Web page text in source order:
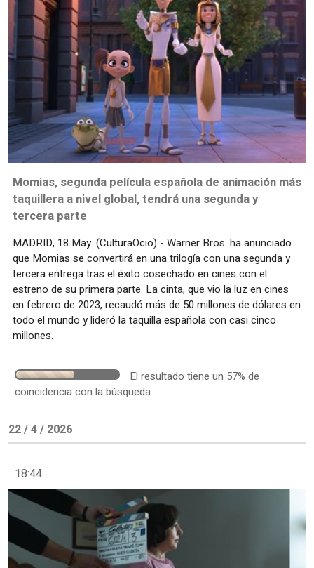
Momias, segunda película española de animación más
taquillera a nivel global, tendrá una segunda y
tercera parte
MADRID, 18 May. (CulturaOcio) - Warner Bros. ha anunciado
que Momias se convertirá en una trilogía con una segunda y
tercera entrega tras el éxito cosechado en cines con el
estreno de su primera parte. La cinta, que vio la luz en cines
en febrero de 2023, recaudó más de 50 millones de dólares en
todo el mundo y lideró la taquilla española con casi cinco
millones.
El resultado tiene un 57% de
coincidencia con la búsqueda.
22 / 4 / 2026
18:44